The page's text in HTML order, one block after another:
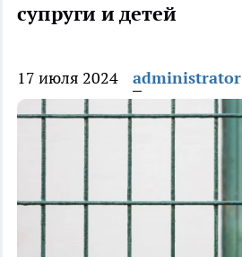
супруги и детей
17 июля 2024 administrator